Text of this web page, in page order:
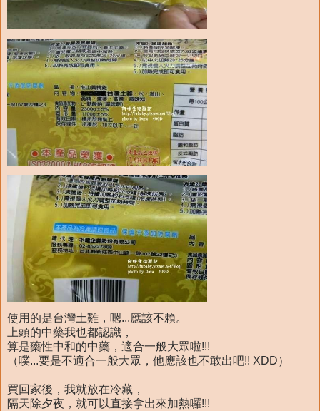
使用的是台灣土雞，嗯...應該不賴。
上頭的中藥我也都認識，
算是藥性中和的中藥，適合一般大眾啦!!!
（噗...要是不適合一般大眾，他應該也不敢出吧!! XDD）
買回家後，我就放在冷藏，
隔天除夕夜，就可以直接拿出來加熱囉!!!